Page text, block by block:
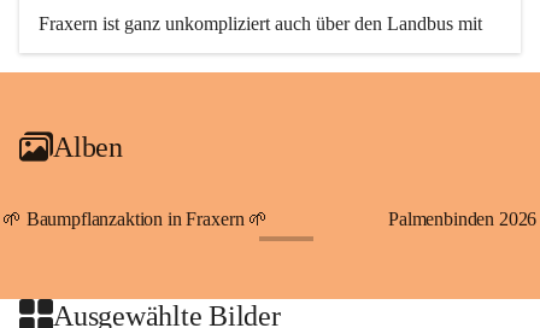
Fraxern ist ganz unkompliziert auch über den Landbus mit
den öffentlichen Verkehrsmitteln zu erreichen. Die Linie
An Samstagen, Sonn- und Feiertagen können Sie bequem
persönlichen Linienbus zur gewünschten Zeit zu Ihrer
Haltestelle bestellen. Sowohl von Weiler kommend nach
beide Fahrten Weiler-Fraxern-Weiler.
Alben
🌱 Baumpflanzaktion in Fraxern 🌱 Palmenbinden 2026
Ausgewählte Bilder